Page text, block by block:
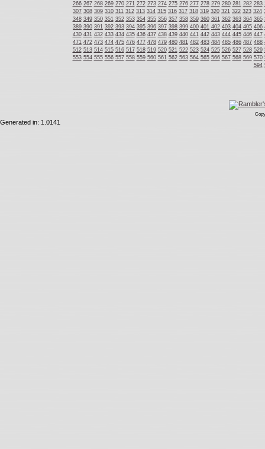
266 267 268 269 270 271 272 273 274 275 276 277 278 279 280 281 282 283
307 308 309 310 311 312 313 314 315 316 317 318 319 320 321 322 323 324
348 349 350 351 352 353 354 355 356 357 358 359 360 361 362 363 364 365
389 390 391 392 393 394 395 396 397 398 399 400 401 402 403 404 405 406
430 431 432 433 434 435 436 437 438 439 440 441 442 443 444 445 446 447
471 472 473 474 475 476 477 478 479 480 481 482 483 484 485 486 487 488
512 513 514 515 516 517 518 519 520 521 522 523 524 525 526 527 528 529
553 554 555 556 557 558 559 560 561 562 563 564 565 566 567 568 569 570
594
Generated in: 1.0141